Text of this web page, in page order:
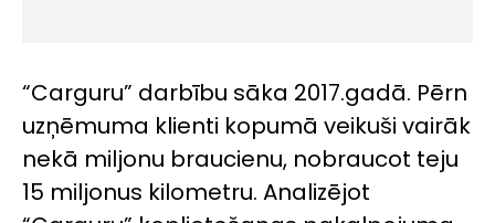
“Carguru” darbību sāka 2017.gadā. Pērn
uzņēmuma klienti kopumā veikuši vairāk
nekā miljonu braucienu, nobraucot teju
15 miljonus kilometru. Analizējot